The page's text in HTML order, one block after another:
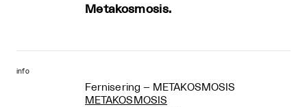
Metakosmosis.
info
Fernisering – METAKOSMOSIS
METAKOSMOSIS